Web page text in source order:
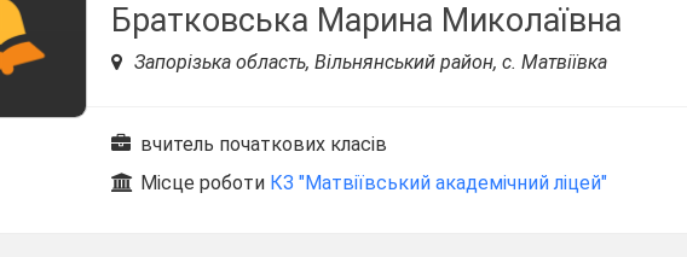
Братковська Марина Миколаївна
Запорізька область, Вільнянський район, с. Матвіївка
вчитель початкових класів
Місце роботи КЗ "Матвіївський академічний ліцей"